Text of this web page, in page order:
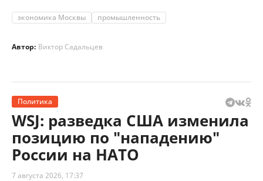
экономика Москвы промышленность
Автор: Виктор Садальцев
Политика
WSJ: разведка США изменила
позицию по "нападению"
России на НАТО
7 августа 2026, 17:37